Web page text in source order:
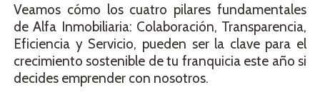
Veamos cómo los cuatro pilares fundamentales
de Alfa Inmobiliaria: Colaboración, Transparencia,
Eficiencia y Servicio, pueden ser la clave para el
crecimiento sostenible de tu franquicia este año si
decides emprender con nosotros.